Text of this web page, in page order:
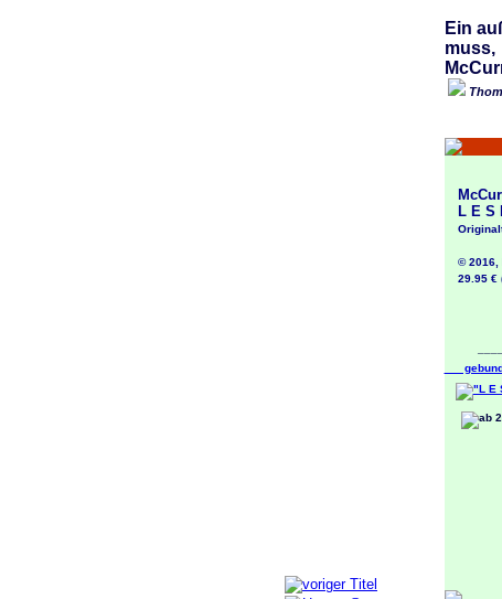
Ein
L E S
© 2016,
29.95 €